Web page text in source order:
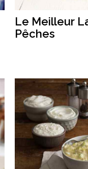
Le Meilleur
Pêches